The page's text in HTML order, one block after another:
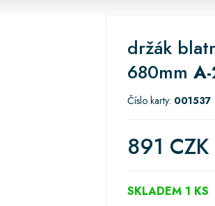
držák
680mm
Číslo karty: 001537
891 CZK
SKLADEM 1 KS